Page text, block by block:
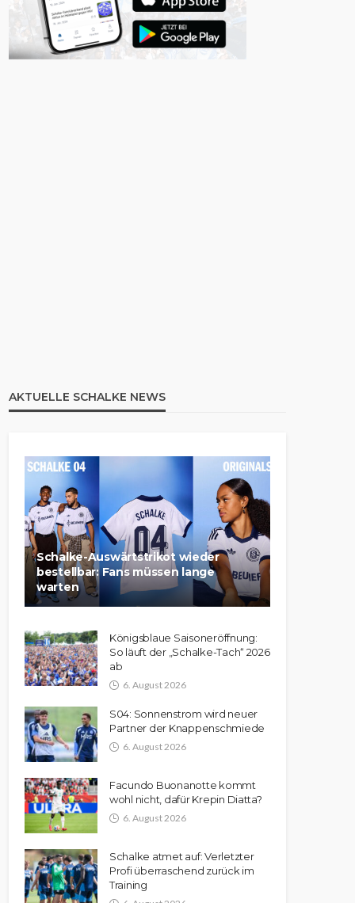
AKTUELLE SCHALKE NEWS
Schalke-Auswärtstrikot wieder
bestellbar: Fans müssen lange
warten
Königsblaue Saisoneröffnung:
So läuft der „Schalke-Tach“ 2026
ab
6. August 2026
S04: Sonnenstrom wird neuer
Partner der Knappenschmiede
6. August 2026
Facundo Buonanotte kommt
wohl nicht, dafür Krepin Diatta?
6. August 2026
Schalke atmet auf: Verletzter
Profi überraschend zurück im
Training